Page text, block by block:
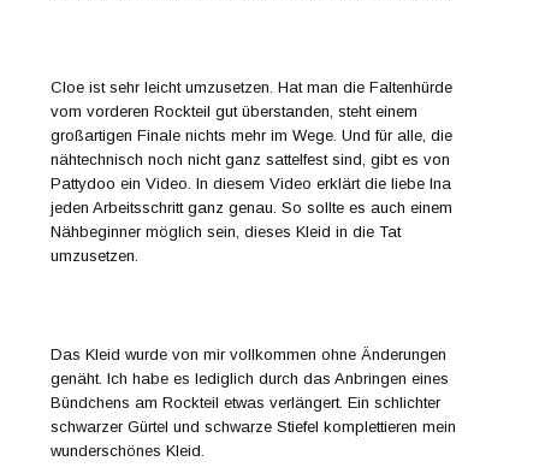
Cloe ist sehr leicht umzusetzen. Hat man die Faltenhürde
vom vorderen Rockteil gut überstanden, steht einem
großartigen Finale nichts mehr im Wege. Und für alle, die
nähtechnisch noch nicht ganz sattelfest sind, gibt es von
Pattydoo ein Video. In diesem Video erklärt die liebe Ina
jeden Arbeitsschritt ganz genau. So sollte es auch einem
Nähbeginner möglich sein, dieses Kleid in die Tat
umzusetzen.
Das Kleid wurde von mir vollkommen ohne Änderungen
genäht. Ich habe es lediglich durch das Anbringen eines
Bündchens am Rockteil etwas verlängert. Ein schlichter
schwarzer Gürtel und schwarze Stiefel komplettieren mein
wunderschönes Kleid.